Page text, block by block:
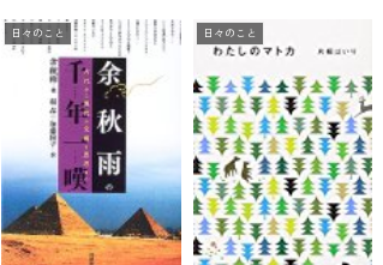
/ 中経出版 2012-09-07
Amazon楽天市場マインド
編 絶対挫折しないため
の10か条実践編1 ベース
となるのは単語力実践...
の原書も読まないとと思
うのですが、ついつい一
度読んだ好きな本をまた
読んでしまう。英語のオ
ーディオブックを聞きな
がら編んだりもし...
日々のこと 日々のこと